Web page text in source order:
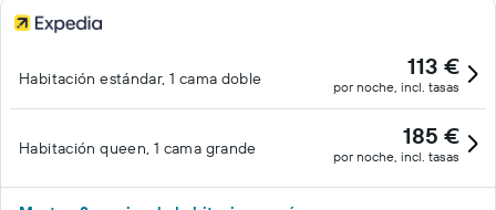
Habitación estándar, 1 cama doble 113 €
por noche, incl. tasas
Habitación queen, 1 cama grande 185 €
por noche, incl. tasas